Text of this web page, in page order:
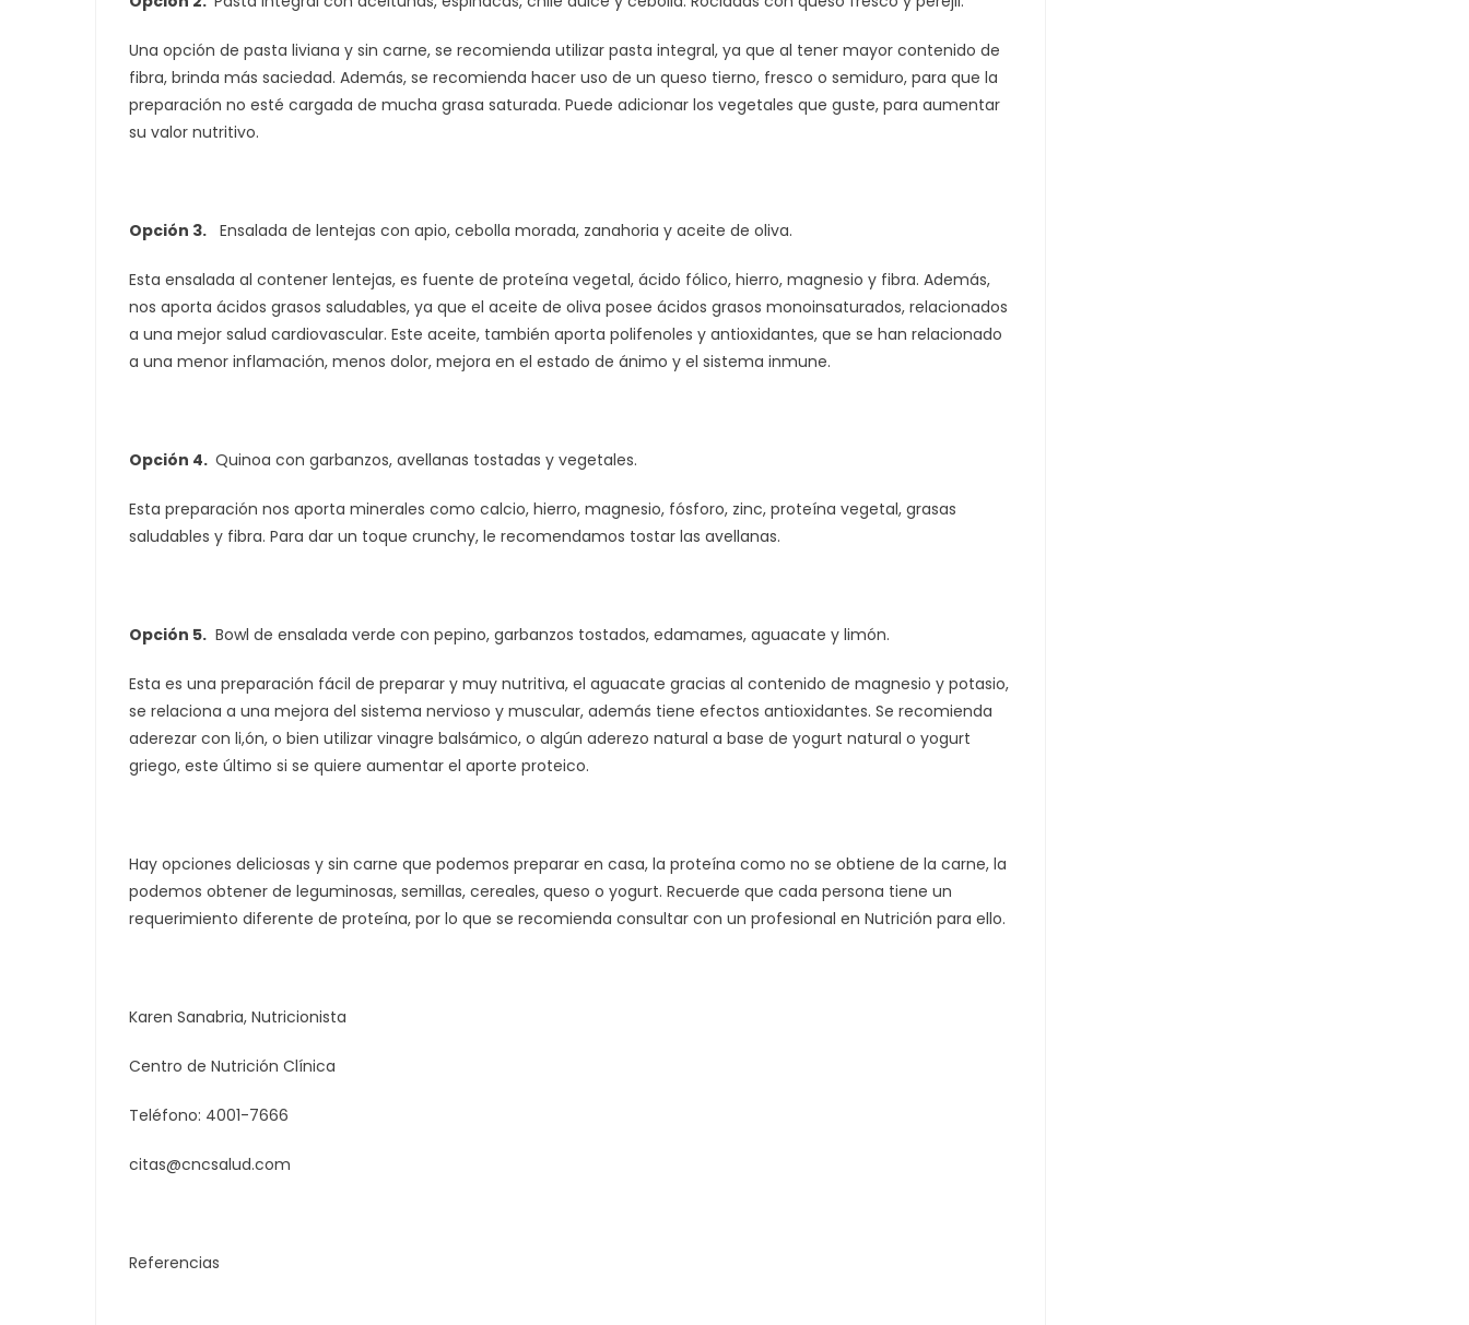
Una opción de pasta liviana y sin carne, se recomienda utilizar pasta integral, ya que al tener mayor contenido de
fibra, brinda más saciedad. Además, se recomienda hacer uso de un queso tierno, fresco o semiduro, para que la
preparación no esté cargada de mucha grasa saturada. Puede adicionar los vegetales que guste, para aumentar
su valor nutritivo.
Opción 3. Ensalada de lentejas con apio, cebolla morada, zanahoria y aceite de oliva.
Esta ensalada al contener lentejas, es fuente de proteína vegetal, ácido fólico, hierro, magnesio y fibra. Además,
nos aporta ácidos grasos saludables, ya que el aceite de oliva posee ácidos grasos monoinsaturados, relacionados
a una mejor salud cardiovascular. Este aceite, también aporta polifenoles y antioxidantes, que se han relacionado
a una menor inflamación, menos dolor, mejora en el estado de ánimo y el sistema inmune.
Opción 4. Quinoa con garbanzos, avellanas tostadas y vegetales.
Esta preparación nos aporta minerales como calcio, hierro, magnesio, fósforo, zinc, proteína vegetal, grasas
saludables y fibra. Para dar un toque crunchy, le recomendamos tostar las avellanas.
Opción 5. Bowl de ensalada verde con pepino, garbanzos tostados, edamames, aguacate y limón.
Esta es una preparación fácil de preparar y muy nutritiva, el aguacate gracias al contenido de magnesio y potasio,
se relaciona a una mejora del sistema nervioso y muscular, además tiene efectos antioxidantes. Se recomienda
aderezar con li,ón, o bien utilizar vinagre balsámico, o algún aderezo natural a base de yogurt natural o yogurt
griego, este último si se quiere aumentar el aporte proteico.
Hay opciones deliciosas y sin carne que podemos preparar en casa, la proteína como no se obtiene de la carne, la
podemos obtener de leguminosas, semillas, cereales, queso o yogurt. Recuerde que cada persona tiene un
requerimiento diferente de proteína, por lo que se recomienda consultar con un profesional en Nutrición para ello.
Karen Sanabria, Nutricionista
Centro de Nutrición Clínica
Teléfono: 4001-7666
citas@cncsalud.com
Referencias